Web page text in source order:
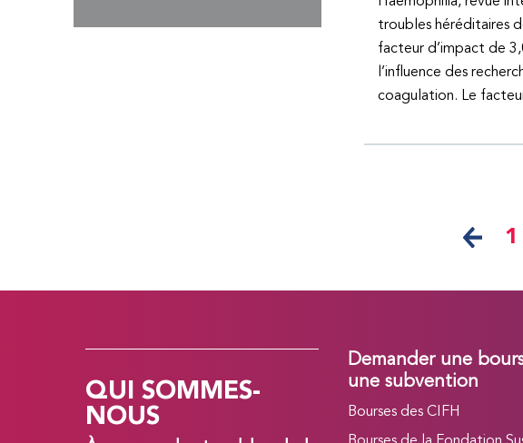
troubles héréditaires
facteur d’impact de
l’influence des
coagulation. Le
1
QUI SOMMES-
NOUS
Demander une
une subvention
Bourses des CIFH